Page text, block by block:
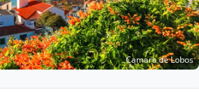
Camara de Lobos